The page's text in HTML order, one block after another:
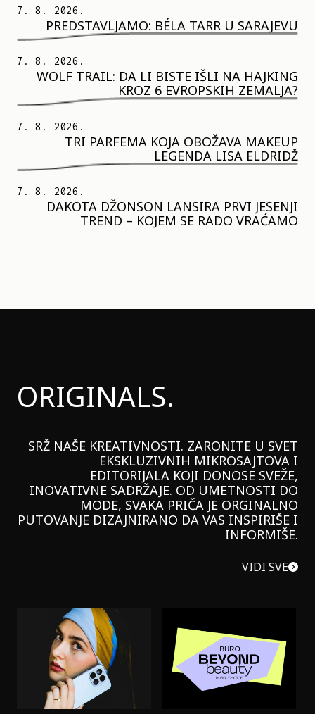
7. 8. 2026.
PREDSTAVLJAMO: BÉLA TARR U SARAJEVU
7. 8. 2026.
WOLF TRAIL: DA LI BISTE IŠLI NA HAJKING
KROZ 6 EVROPSKIH ZEMALJA?
7. 8. 2026.
TRI PARFEMA KOJA OBOŽAVA MAKEUP
LEGENDA LISA ELDRIDŽ
7. 8. 2026.
DAKOTA DŽONSON LANSIRA PRVI JESENJI
TREND – KOJEM SE RADO VRAĆAMO
ORIGINALS.
SRŽ NAŠE KREATIVNOSTI. ZARONITE U SVET
EKSKLUZIVNIH MIKROSAJTOVA I
EDITORIJALA KOJI DONOSE SVEŽE,
INOVATIVNE SADRŽAJE. OD UMETNOSTI DO
MODE, SVAKA PRIČA JE ORGINALNO
PUTOVANJE DIZAJNIRANO DA VAS INSPIRIŠE I
INFORMIŠE.
VIDI SVE